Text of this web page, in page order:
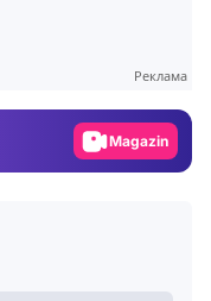
Реклама
Magazin